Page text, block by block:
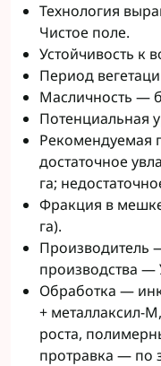
Технология
Чистое поле.
Устойчивость к
Период
Масличность —
Потенциальная
Рекомендуемая
достаточное
га;
Фракция в
га).
Производитель
производства —
Обработка —
+ металлаксил-
роста,
протравка — по